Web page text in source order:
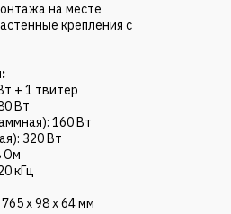
на месте
крепления с
+ 1 твитер
Вт
160 Вт
320 Вт
Ом
кГц
x 98 x 64 мм